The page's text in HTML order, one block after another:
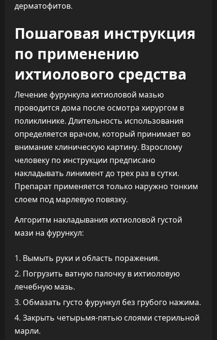
дерматофитов.
Пошаговая инструкция
по применению
ихтиолового средства
Лечение фурункула ихтиоловой мазью
проводится дома после осмотра хирургом в
поликлинике. Длительность использования
определяется врачом, который принимает во
внимание клиническую картину. Взрослому
человеку по инструкции предписано
накладывать линимент до трех раз в сутки.
Препарат применяется только наружно тонким
слоем под марлевую повязку.
Алгоритм накладывания ихтиоловой густой
мази на фурункул:
Вымыть руки и область поражения.
Погрузить ватную палочку в ихтиоловую
лечебную мазь.
Обмазать густо фурункул без грубого нажима.
Закрыть четырьмя-пятью слоями стерильной
марли.